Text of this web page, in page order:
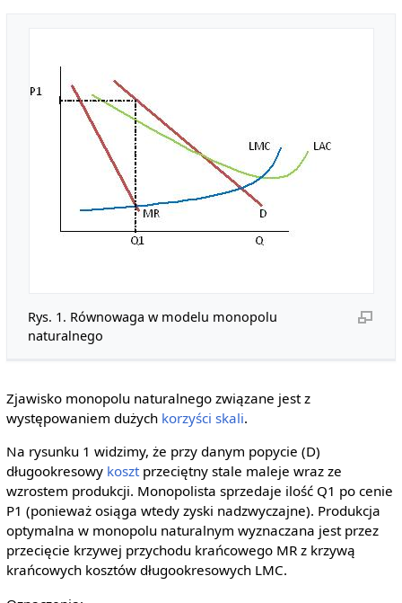
Rys. 1. Równowaga w modelu monopolu
naturalnego
Zjawisko monopolu naturalnego związane jest z
występowaniem dużych korzyści skali.
Na rysunku 1 widzimy, że przy danym popycie (D)
długookresowy kosztprzeciętny stale maleje wraz ze
wzrostem produkcji. Monopolista sprzedaje ilość Q1 po cenie
P1 (ponieważ osiąga wtedy zyski nadzwyczajne). Produkcja
optymalna w monopolu naturalnym wyznaczana jest przez
przecięcie krzywej przychodu krańcowego MR z krzywą
krańcowych kosztów długookresowych LMC.